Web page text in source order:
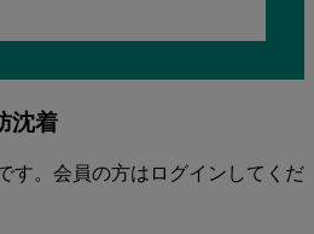
沈着
す。会員の方はログインしてくだ